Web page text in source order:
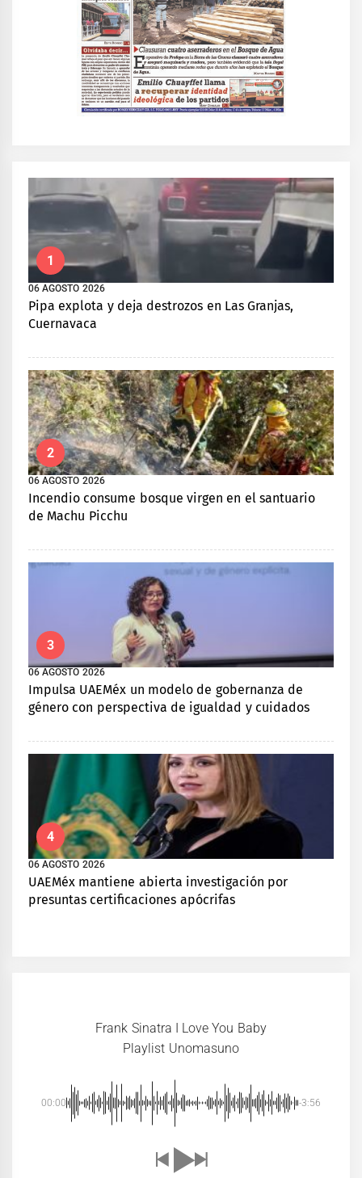
1
06 AGOSTO 2026
Pipa explota y deja destrozos en Las Granjas,
Cuernavaca
2
06 AGOSTO 2026
Incendio consume bosque virgen en el santuario
de Machu Picchu
3
06 AGOSTO 2026
Impulsa UAEMéx un modelo de gobernanza de
género con perspectiva de igualdad y cuidados
4
06 AGOSTO 2026
UAEMéx mantiene abierta investigación por
presuntas certificaciones apócrifas
Frank Sinatra I Love You Baby
Playlist Unomasuno
00:00 -3:56